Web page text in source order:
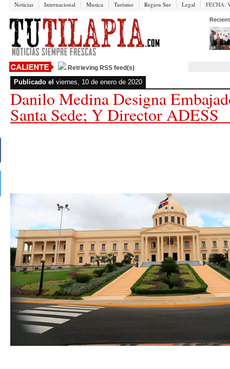
Noticias Internacional Musica Turismo Region Sur Legal FECHA:
Retrieving RSS feed(s)
Publicado el viernes, 10 de enero de 2020
Danilo Medina Designa
Santa Sede; Y Director ADESS